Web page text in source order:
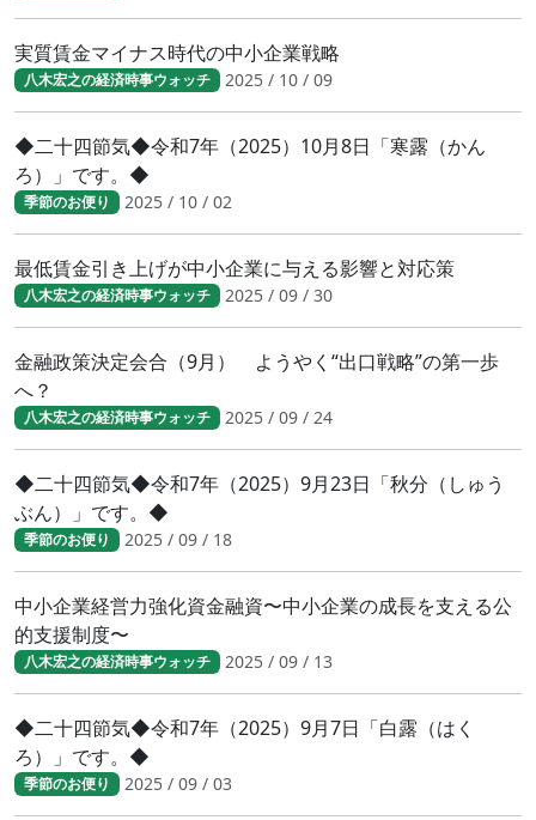
実質賃金マイナス時代の中小企業戦略
八木宏之の経済時事ウォッチ 2025 / 10 / 09
◆二十四節気◆令和7年（2025）10月8日「寒露（かん
ろ）」です。◆
季節のお便り 2025 / 10 / 02
最低賃金引き上げが中小企業に与える影響と対応策
八木宏之の経済時事ウォッチ 2025 / 09 / 30
金融政策決定会合（9月） ようやく“出口戦略”の第一歩
へ？
八木宏之の経済時事ウォッチ 2025 / 09 / 24
◆二十四節気◆令和7年（2025）9月23日「秋分（しゅう
ぶん）」です。◆
季節のお便り 2025 / 09 / 18
中小企業経営力強化資金融資〜中小企業の成長を支える公
的支援制度〜
八木宏之の経済時事ウォッチ 2025 / 09 / 13
◆二十四節気◆令和7年（2025）9月7日「白露（はく
ろ）」です。◆
季節のお便り 2025 / 09 / 03